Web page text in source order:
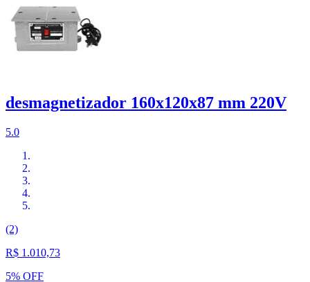
desmagnetizador 160x120x87 mm 220V
5.0
(2)
R$ 1.010,73
5% OFF